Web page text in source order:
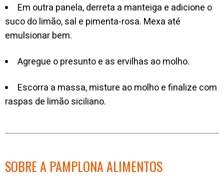
Em outra panela, derreta a manteiga e adicione o
suco do limão, sal e pimenta-rosa. Mexa até
emulsionar bem.
Agregue o presunto e as ervilhas ao molho.
Escorra a massa, misture ao molho e finalize com
raspas de limão siciliano.
SOBRE A PAMPLONA ALIMENTOS